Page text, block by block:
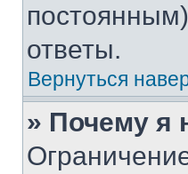
ответы.
Вернуться
» Почему я